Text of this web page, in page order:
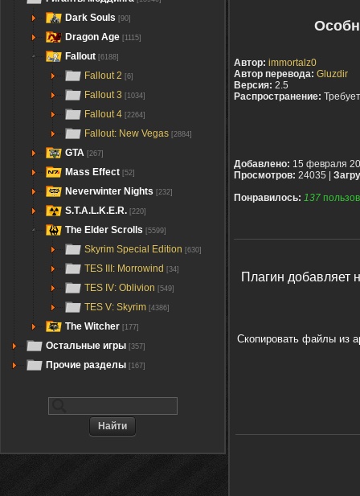
Dark Souls [90]
Dragon Age [1115]
Fallout [6188]
Fallout 2 [6]
Fallout 3 [1034]
Fallout 4 [2264]
Fallout: New Vegas [2884]
GTA [267]
Mass Effect [52]
Neverwinter Nights [232]
S.T.A.L.K.E.R. [220]
The Elder Scrolls [5599]
Skyrim Special Edition [630]
TES III: Morrowind [34]
TES IV: Oblivion [549]
TES V: Skyrim [4386]
The Witcher [177]
Остальные игры [357]
Прочие разделы [167]
Автор: immortalz0
Автор перевода: Gluzdir
Версия: 2.5
Распространение:
Добавлено: 15 февраля
Просмотров: 24035 |
Понравилось: 137
Плагин добавляет
Скопировать файлы из